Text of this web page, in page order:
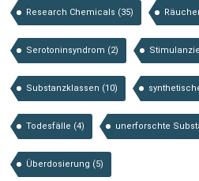
Research Chemicals (35)
Serotoninsyndrom (2)
Substanzklassen (10)
Todesfälle (4) unerforschte
Überdosierung (5)